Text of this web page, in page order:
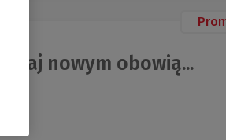
nowym obowią...